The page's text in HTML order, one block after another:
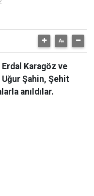
Karagöz ve
Şahin, Şehit
anıldılar.